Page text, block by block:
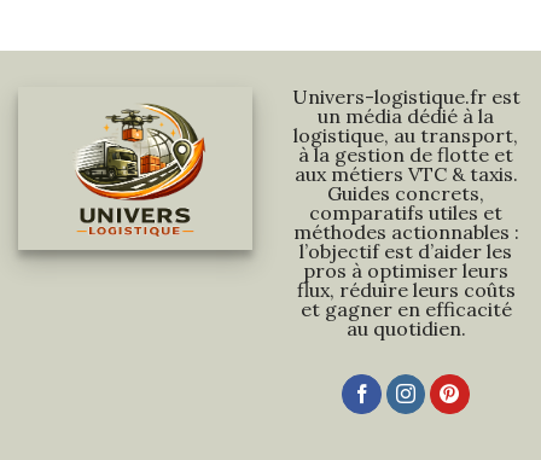
Univers-logistique.fr est
un média dédié à la
logistique, au transport,
à la gestion de flotte et
aux métiers VTC & taxis.
Guides concrets,
comparatifs utiles et
méthodes actionnables :
l’objectif est d’aider les
pros à optimiser leurs
flux, réduire leurs coûts
et gagner en efficacité
au quotidien.